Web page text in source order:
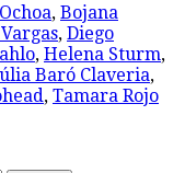
, Bojana
, Diego
, Helena Sturm,
Baró Claveria,
, Tamara Rojo